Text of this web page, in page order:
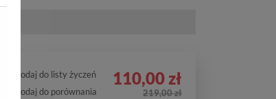
Dodaj do listy życzeń
Dodaj do porównania
110,00 zł
219,00 zł